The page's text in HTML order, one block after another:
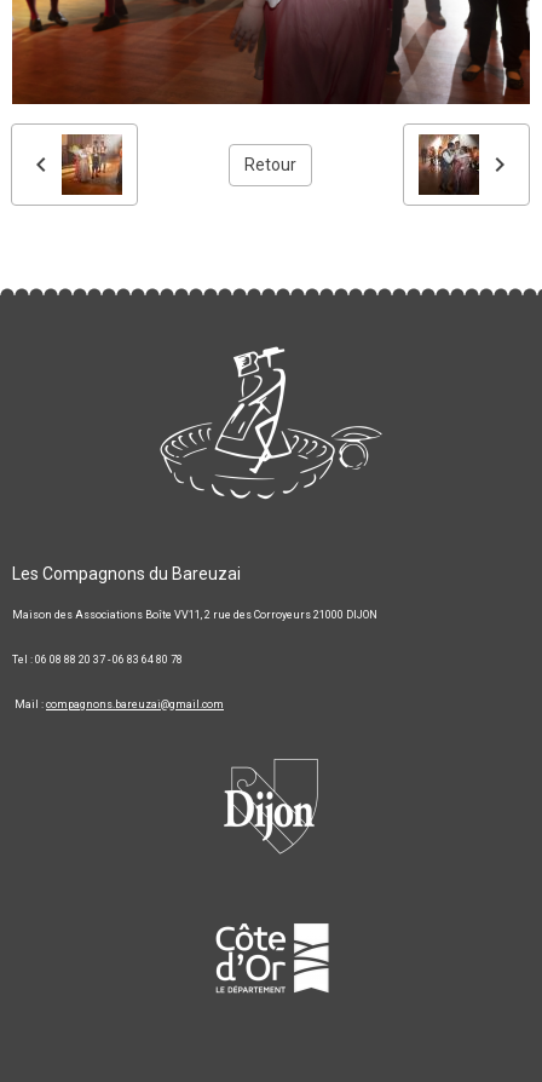
Retour
Les Compagnons du Bareuzai
Maison des Associations Boîte VV11, 2 rue des Corroyeurs 21000 DIJON
Tel : 06 08 88 20 37 - 06 83 64 80 78
Mail : compagnons.bareuzai@gmail.com